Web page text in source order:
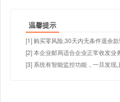
温馨提示
[1] 购买零风险,30天内无条件退余款
[2] 本企业邮局适合企业正常收发
[3] 系统有智能监控功能，一旦发